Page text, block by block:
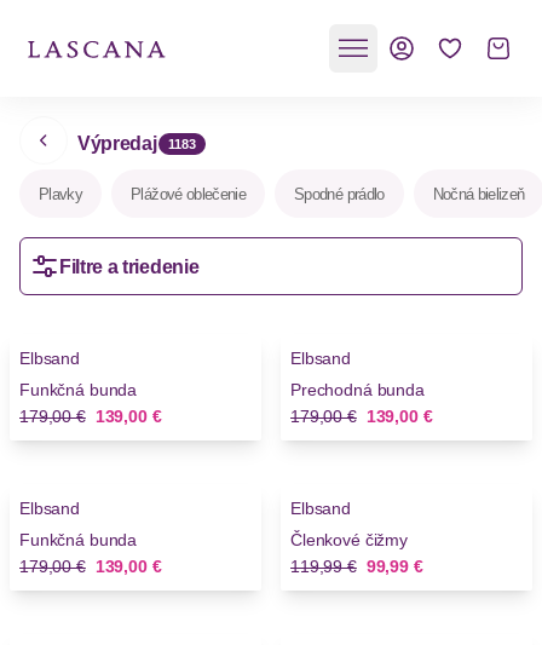
Výpredaj 1183
Plavky Plážové oblečenie Spodné prádlo Nočná bielizeň
Filtre a triedenie
Novinky
Elbsand
Funkčná bunda
Stará cena
179,00 € Nová cena
139,00 €
Novinky
Elbsand
Prechodná bunda
Stará cena
179,00 € Nová cena
139,00 €
Elbsand
Funkčná bunda
Stará cena
179,00 € Nová cena
139,00 €
Novinky
Elbsand
Členkové čižmy
Stará cena
119,99 € Nová cena
99,99 €